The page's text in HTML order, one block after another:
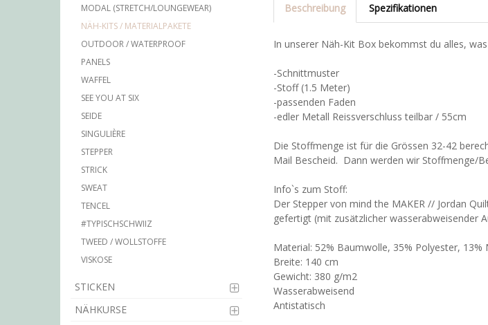
MODAL (STRETCH/LOUNGEWEAR)
NÄH-KITS / MATERIALPAKETE
OUTDOOR / WATERPROOF
PANELS
WAFFEL
SEE YOU AT SIX
SEIDE
SINGULIÈRE
STEPPER
STRICK
SWEAT
TENCEL
#TYPISCHSCHWIIZ
TWEED / WOLLSTOFFE
VISKOSE
STICKEN
NÄHKURSE
Beschreibung Spezifikationen
In unserer Näh-Kit Box bekommst du alles,
-Schnittmuster
-Stoff (1.5 Meter)
-passenden Faden
-edler Metall Reissverschluss teilbar / 55cm
Die Stoffmenge ist für die Grössen 32-42
Mail Bescheid. Dann werden wir Stoffmenge/
Info`s zum Stoff:
Der Stepper von mind the MAKER // Jordan
gefertigt (mit zusätzlicher wasserabweisender
Material: 52% Baumwolle, 35% Polyester, 13%
Breite: 140 cm
Gewicht: 380 g/m2
Wasserabweisend
Antistatisch